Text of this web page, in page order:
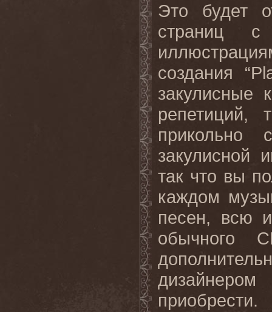
Это будет
страниц с
создания
закулисные
прикольно
закулисной
так что вы
каждом
песен, всю
обычного
приобрести.